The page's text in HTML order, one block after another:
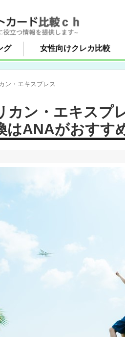
グ 女性向けクレカ比較
ン・エキスプレス
カン・エキスプ
はANAがおすす